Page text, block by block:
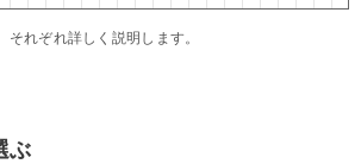
れぞれ詳しく説明します。
ぶ